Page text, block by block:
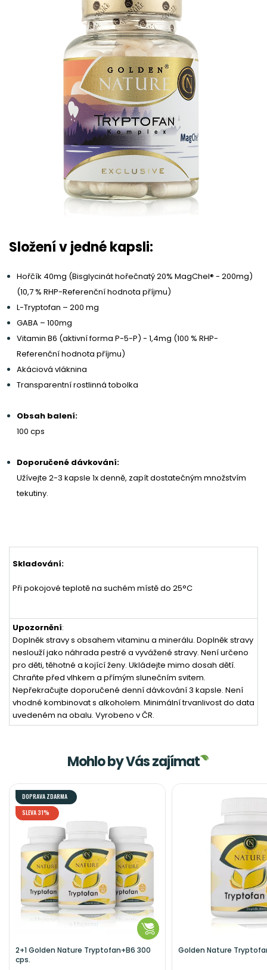
Složení v jedné kapsli:
Hořčík 40mg (Bisglycinát hořečnatý 20% MagChel® - 200mg)
(10,7 % RHP-Referenční hodnota příjmu)
L-Tryptofan – 200 mg
GABA – 100mg
Vitamin B6 (aktivní forma P-5-P) - 1,4mg (100 % RHP-
Referenční hodnota příjmu)
Akáciová vláknina
Transparentní rostlinná tobolka
Obsah balení:
100 cps
Doporučené dávkování:
Užívejte 2-3 kapsle 1x denně, zapít dostatečným množstvím
tekutiny.
Skladování:
Při pokojové teplotě na suchém místě do 25°C
Upozornění:
Doplněk stravy s obsahem vitaminu a minerálu. Doplněk stravy
neslouží jako náhrada pestré a vyvážené stravy. Není určeno
pro děti, těhotné a kojící ženy. Ukládejte mimo dosah dětí.
Chraňte před vlhkem a přímým slunečním svitem.
Nepřekračujte doporučené denní dávkování 3 kapsle. Není
vhodné kombinovat s alkoholem. Minimální trvanlivost do data
uvedeném na obalu. Vyrobeno v ČR.
Mohlo by Vás zajímat
DOPRAVA ZDARMA
SLEVA 31%
2+1 Golden Nature Tryptofan+B6 300
cps.
Golden Nature